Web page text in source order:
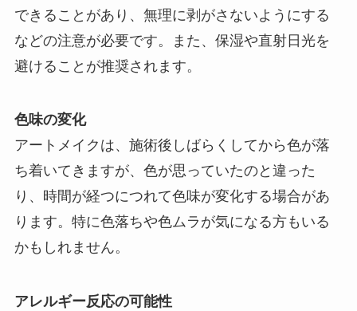
できることがあり、無理に剥がさないようにする
などの注意が必要です。また、保湿や直射日光を
避けることが推奨されます。
色味の変化
アートメイクは、施術後しばらくしてから色が落
ち着いてきますが、色が思っていたのと違った
り、時間が経つにつれて色味が変化する場合があ
ります。特に色落ちや色ムラが気になる方もいる
かもしれません。
アレルギー反応の可能性